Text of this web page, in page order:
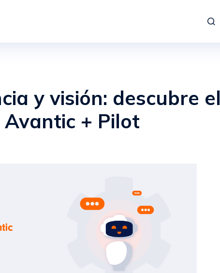
y visión: descubre el
+ Pilot